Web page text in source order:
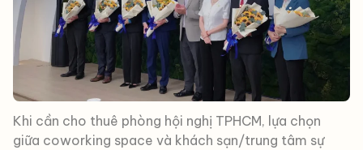
Khi cần cho thuê phòng hội nghị TPHCM, lựa chọn
giữa coworking space và khách sạn/trung tâm sự